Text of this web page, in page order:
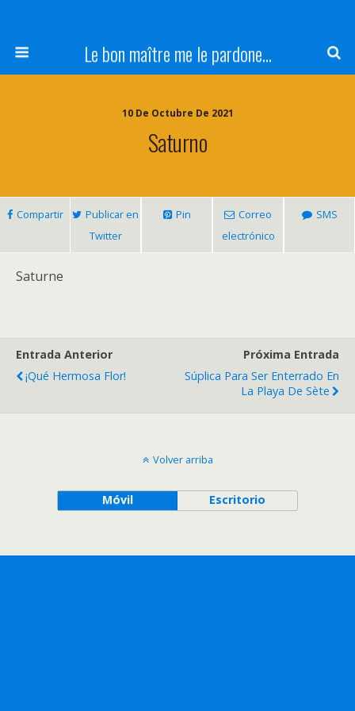
Le bon maître me le pardone...
10 De Octubre De 2021
Saturno
Compartir
Publicar en
Twitter
Pin
Correo
electrónico
SMS
Saturne
Entrada Anterior
¡Qué Hermosa Flor!
Próxima Entrada
Súplica Para Ser Enterrado En
La Playa De Sète
Volver arriba
Móvil Escritorio